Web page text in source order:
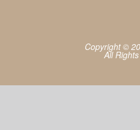
Copyright ©
All